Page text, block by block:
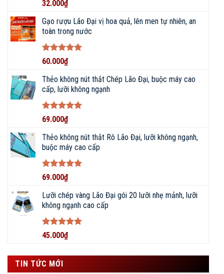
55
sao
32.000₫
Gạo rượu Lão Đại vị hoa quả, lên men tự nhiên, an
toàn trong nước
Được xếp
55
sao
60.000₫
Thẻo không nút thắt Chép Lão Đại, buộc máy cao
cấp, lưỡi không ngạnh
Được xếp
55
sao
69.000₫
Thẻo không nút thắt Rô Lão Đại, lưỡi không ngạnh,
buộc máy cao cấp
Được xếp
55
sao
69.000₫
Lưỡi chép vàng Lão Đại gói 20 lưỡi nhẹ mảnh, lưỡi
không ngạnh cao cấp
Được xếp
55
45.000₫
TIN TỨC MỚI